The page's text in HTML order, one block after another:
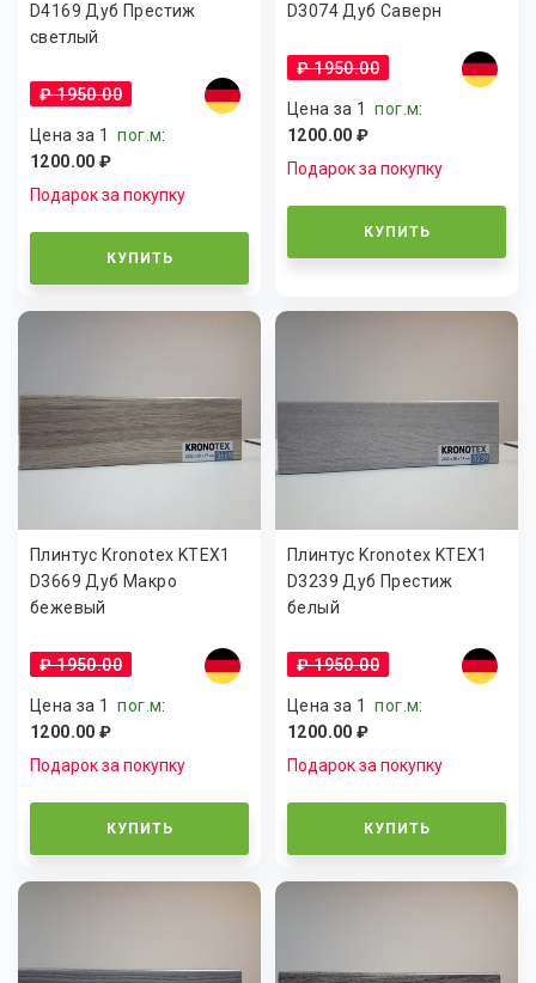
D4169 Дуб Престиж
светлый
₽ 1950.00
Цена за 1пог.м:
1200.00 ₽
Подарок за покупку
КУПИТЬ
D3074 Дуб Саверн
₽ 1950.00
Цена за 1пог.м:
1200.00 ₽
Подарок за покупку
КУПИТЬ
Плинтус Kronotex KTEX1
D3669 Дуб Макро
бежевый
₽ 1950.00
Цена за 1пог.м:
1200.00 ₽
Подарок за покупку
КУПИТЬ
Плинтус Kronotex KTEX1
D3239 Дуб Престиж
белый
₽ 1950.00
Цена за 1пог.м:
1200.00 ₽
Подарок за покупку
КУПИТЬ